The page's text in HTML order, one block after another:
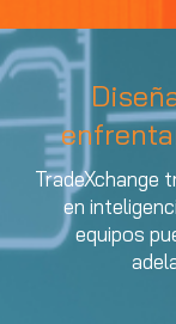
TradeXchange
en
equipos